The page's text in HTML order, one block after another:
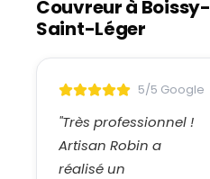
Couvreur à Boissy-
Saint-Léger
5/5 Google
"Très professionnel !
Artisan Robin a
réalisé un